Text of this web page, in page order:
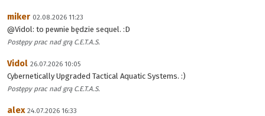
miker 02.08.2026 11:23
@Vidol: to pewnie będzie sequel. :D
Postępy prac nad grą C.E.T.A.S.
Vidol 26.07.2026 10:05
Cybernetically Upgraded Tactical Aquatic Systems. :)
Postępy prac nad grą C.E.T.A.S.
alex 24.07.2026 16:33